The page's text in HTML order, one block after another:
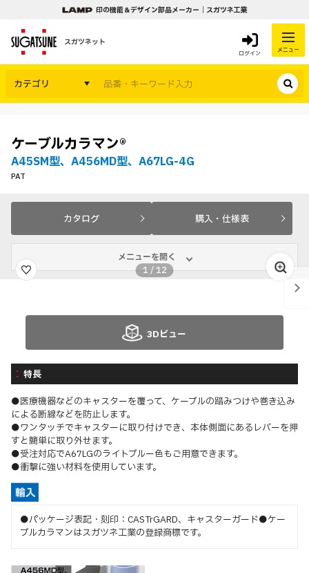
印の機能＆デザイン部品メーカー｜スガツネ工業
スガツネット
ログイン メニュー
カテゴリ
ケーブルカラマン®
A45SM型、A456MD型、A67LG-4G
PAT
カタログ 購入・仕様表
メニューを開く
1 /12
3Dビュー
特長
●医療機器などのキャスターを覆って、ケーブルの踏みつけや巻き込み
による断線などを防止します。
●ワンタッチでキャスターに取り付けでき、本体側面にあるレバーを押
すと簡単に取り外せます。
●受注対応でA67LGのライトブルー色もご用意できます。
●衝撃に強い材料を使用しています。
●パッケージ表記・刻印：CASTrGARD、キャスターガード●ケー
ブルカラマンはスガツネ工業の登録商標です。